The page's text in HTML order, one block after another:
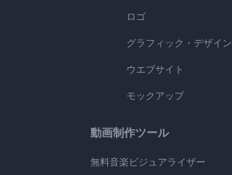
ロゴ
グラフィック・デザイン
ウエブサイト
モックアップ
動画制作ツール
無料音楽ビジュアライザー